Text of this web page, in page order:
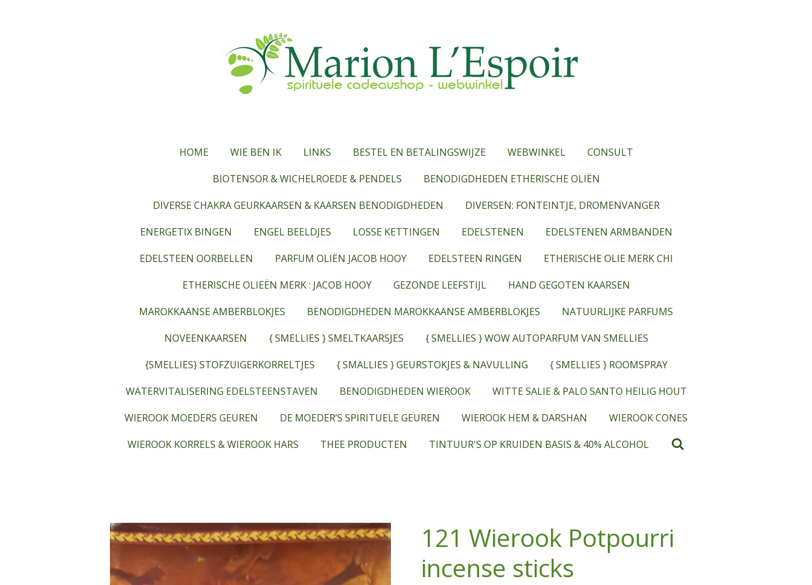
HOME WIE BEN IK LINKS BESTEL EN BETALINGSWIJZE WEBWINKEL
CONSULT
BIOTENSOR & WICHELROEDE & PENDELS
BENODIGDHEDEN ETHERISCHE OLIËN
DIVERSE CHAKRA GEURKAARSEN & KAARSEN BENODIGDHEDEN
DIVERSEN: FONTEINTJE, DROMENVANGER
ENERGETIX BINGEN
ENGEL BEELDJES LOSSE KETTINGEN EDELSTENEN
EDELSTENEN ARMBANDEN
EDELSTEEN OORBELLEN
PARFUM OLIËN JACOB HOOY EDELSTEEN RINGEN
ETHERISCHE OLIE MERK CHI
ETHERISCHE OLIEËN MERK : JACOB HOOY
GEZONDE LEEFSTIJL
HAND GEGOTEN KAARSEN
MAROKKAANSE AMBERBLOKJES
BENODIGDHEDEN MAROKKAANSE AMBERBLOKJES
NATUURLIJKE PARFUMS
NOVEENKAARSEN
{ SMELLIES } SMELTKAARSJES
{ SMELLIES } WOW AUTOPARFUM VAN SMELLIES
{SMELLIES} STOFZUIGERKORRELTJES
{ SMALLIES } GEURSTOKJES & NAVULLING
{ SMELLIES } ROOMSPRAY
WATERVITALISERING EDELSTEENSTAVEN
BENODIGDHEDEN WIEROOK
WITTE SALIE & PALO SANTO HEILIG HOUT
WIEROOK MOEDERS GEUREN
DE MOEDER’S SPIRITUELE GEUREN WIEROOK HEM & DARSHAN
WIEROOK CONES
WIEROOK KORRELS & WIEROOK HARS
THEE PRODUCTEN TINTUUR'S OP KRUIDEN BASIS & 40% ALCOHOL
121 Wierook Potpourri
incense sticks